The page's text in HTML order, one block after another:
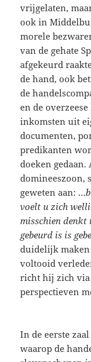
vrijgelaten,
ook in
morele
van de gehate
afgekeurd
de hand, ook
de
en de
inkomsten uit
documenten,
predikanten
doeken
domineeszoon,
geweten aan: …
voelt u zich
misschien
gebeurd is is
duidelijk
voltooid
richt hij zich via
perspectieven
In de eerste
waarop de